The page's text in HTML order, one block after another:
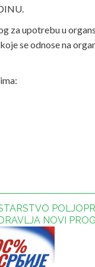
za upotrebu u
se odnose na
NOVI
HRANE
- 06.08.2026